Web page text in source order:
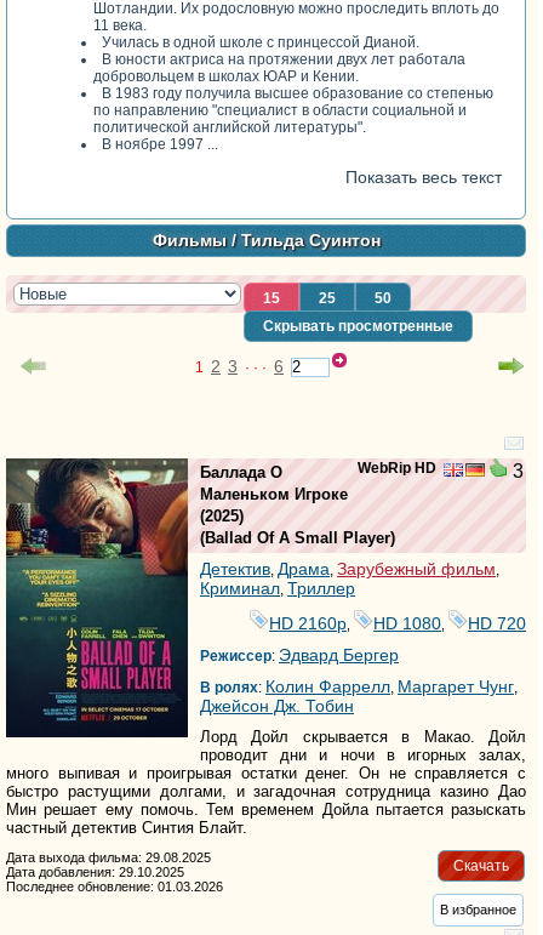
Шотландии. Их родословную можно проследить вплоть до
11 века.
Училась в одной школе с принцессой Дианой.
В юности актриса на протяжении двух лет работала
добровольцем в школах ЮАР и Кении.
В 1983 году получила высшее образование со степенью
по направлению "специалист в области социальной и
политической английской литературы".
В ноябре 1997 ...
Показать весь текст
Фильмы/ Тильда Суинтон
15 25
50
Скрывать просмотренные
1 2 3 · · · 6
WebRip HD 3
Баллада О
Маленьком Игроке
(2025)
(Ballad Of A Small Player)
Детектив, Драма, Зарубежный фильм,
Криминал, Триллер
HD 2160р
HD 1080 HD 720
Режиссер: Эдвард Бергер
В ролях: Колин Фаррелл, Маргарет Чунг,
Джейсон Дж. Тобин
Лорд Дойл скрывается в Макао. Дойл
проводит дни и ночи в игорных залах,
много выпивая и проигрывая остатки денег. Он не справляется с
быстро растущими долгами, и загадочная сотрудница казино Дао
Мин решает ему помочь. Тем временем Дойла пытается разыскать
частный детектив Синтия Блайт.
Скачать
Дата выхода фильма: 29.08.2025
Дата добавления: 29.10.2025
Последнее обновление: 01.03.2026
В избранное